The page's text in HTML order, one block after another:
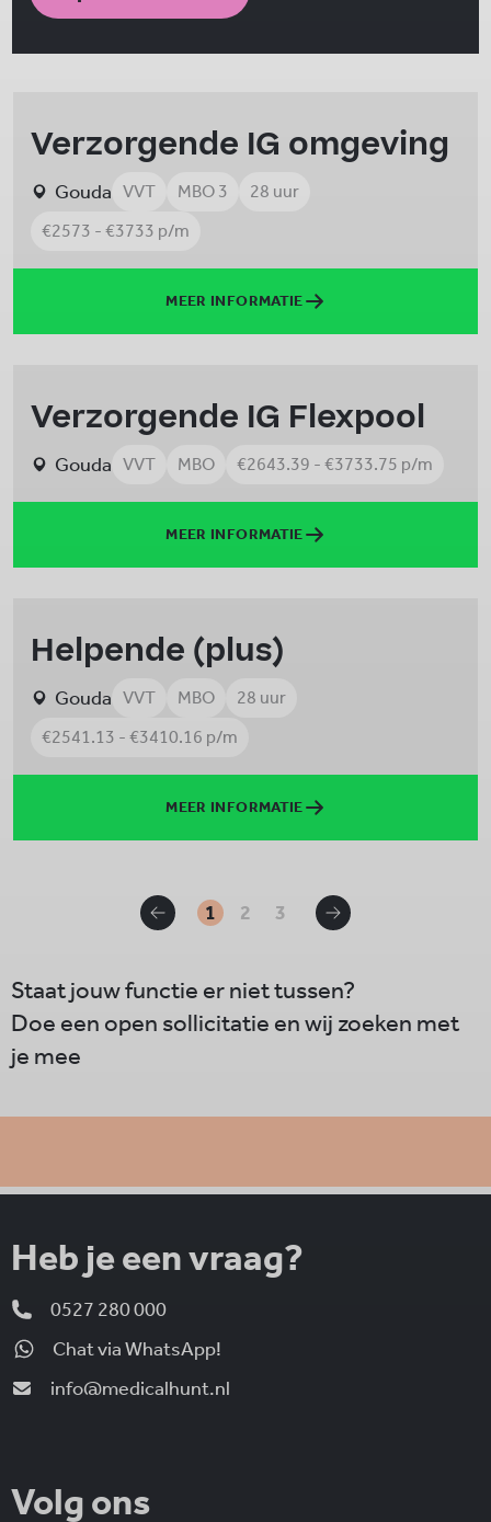
Verzorgende IG omgeving
Gouda VVT MBO 3
28 uur
€2573 - €3733 p/m
MEER INFORMATIE
Verzorgende IG Flexpool
Gouda VVT MBO €2643.39 - €3733.75 p/m
MEER INFORMATIE
Helpende (plus)
Gouda VVT MBO
28 uur
€2541.13 - €3410.16 p/m
MEER INFORMATIE
1 2 3
Staat jouw functie er niet tussen?
Doe een open sollicitatie en wij zoeken met
je mee
Heb je een vraag?
0527 280 000
Chat via WhatsApp!
info@medicalhunt.nl
Volg ons